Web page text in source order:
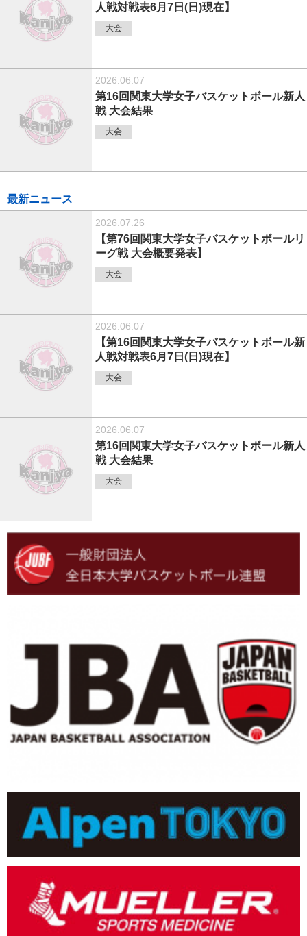
人戦対戦表6月7日(日)現在】
大会
2026.06.07
第16回関東大学女子バスケットボール新人
戦 大会結果
大会
最新ニュース
2026.07.26
【第76回関東大学女子バスケットボールリ
ーグ戦 大会概要発表】
大会
2026.06.07
【第16回関東大学女子バスケットボール新
人戦対戦表6月7日(日)現在】
大会
2026.06.07
第16回関東大学女子バスケットボール新人
戦 大会結果
大会